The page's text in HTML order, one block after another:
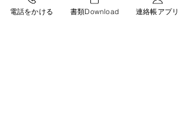
電話をかける 書類Download 連絡帳アプリ